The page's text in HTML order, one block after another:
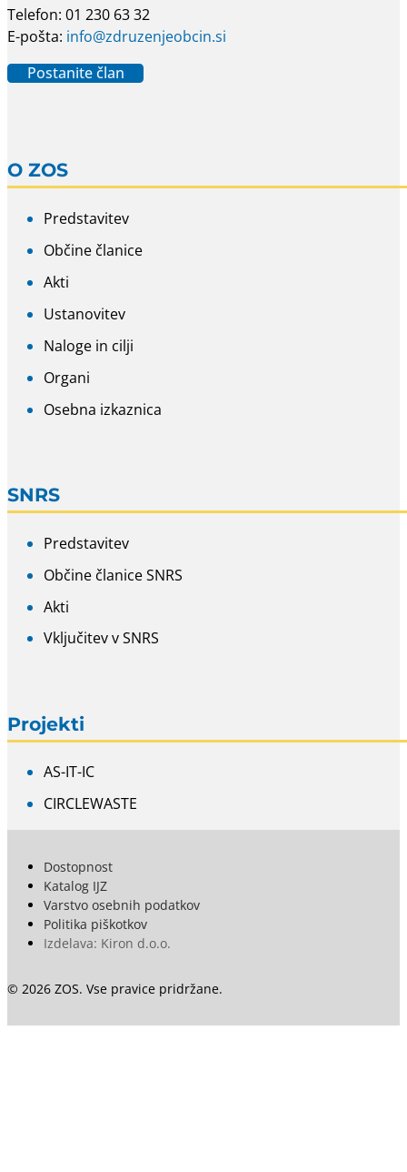
Telefon: 01 230 63 32
E-pošta: info@zdruzenjeobcin.si
Postanite član
O ZOS
Predstavitev
Občine članice
Akti
Ustanovitev
Naloge in cilji
Organi
Osebna izkaznica
SNRS
Predstavitev
Občine članice SNRS
Akti
Vključitev v SNRS
Projekti
AS-IT-IC
CIRCLEWASTE
© 2026 ZOS. Vse pravice pridržane.
Dostopnost
Katalog IJZ
Varstvo osebnih podatkov
Politika piškotkov
Izdelava: Kiron d.o.o.